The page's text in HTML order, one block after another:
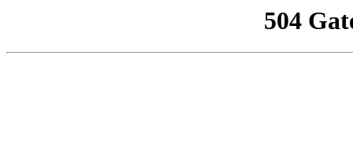
504